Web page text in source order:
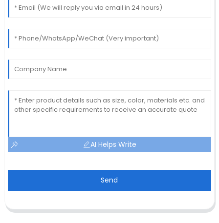
AI Helps Write
Send